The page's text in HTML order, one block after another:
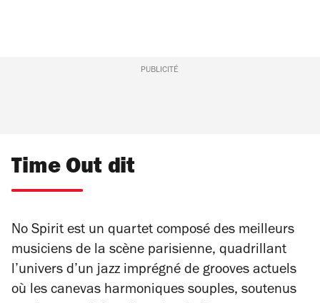
PUBLICITÉ
Time Out dit
No Spirit est un quartet composé des meilleurs
musiciens de la scène parisienne, quadrillant
l’univers d’un jazz imprégné de grooves actuels
où les canevas harmoniques souples, soutenus